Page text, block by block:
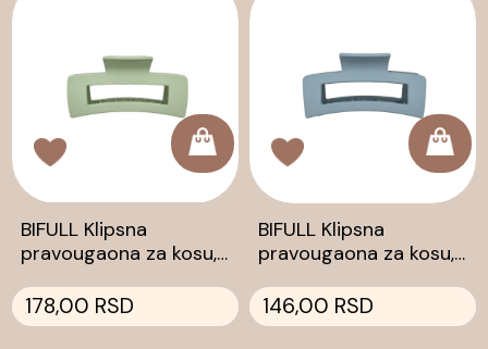
BIFULL Klipsna
pravougaona za kosu,
178,00 RSD
BIFULL Klipsna
pravougaona za kosu,
146,00 RSD